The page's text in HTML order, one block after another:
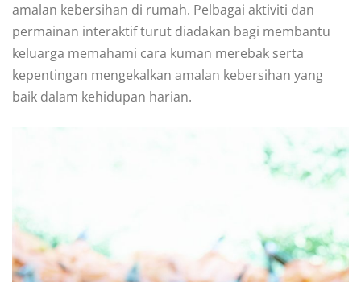
amalan kebersihan di rumah. Pelbagai aktiviti dan
permainan interaktif turut diadakan bagi membantu
keluarga memahami cara kuman merebak serta
kepentingan mengekalkan amalan kebersihan yang
baik dalam kehidupan harian.